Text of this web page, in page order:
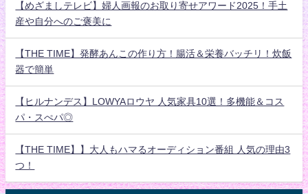
【めざましテレビ】婦人画報のお取り寄せアワード2025！手土
産や自分へのご褒美に
【THE TIME】発酵あんこの作り方！腸活＆栄養バッチリ！炊飯
器で簡単
【ヒルナンデス】LOWYAロウヤ 人気家具10選！多機能＆コス
パ・スぺパ◎
【THE TIME】】大人もハマるオーディション番組 人気の理由3
つ！